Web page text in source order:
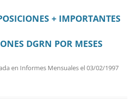
+ IMPORTANTES
DGRN POR MESES
en Informes Mensualesel03/02/1997